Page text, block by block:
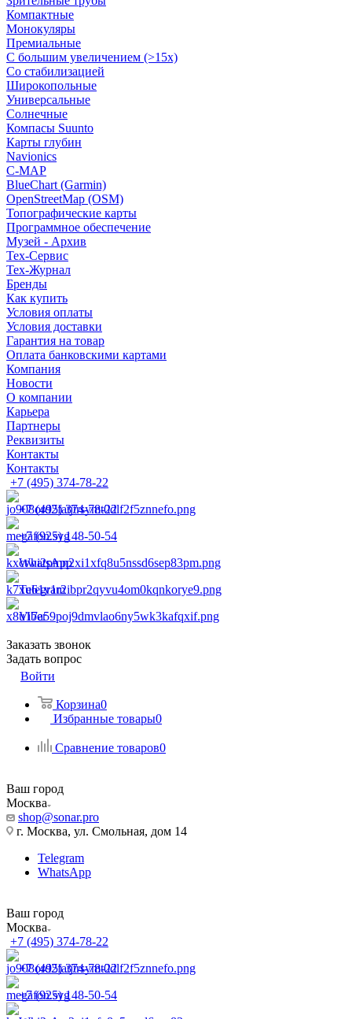
Компактные
Монокуляры
Премиальные
С большим увеличением (>15x)
Со стабилизацией
Широкопольные
Универсальные
Солнечные
Компасы Suunto
Карты глубин
Navionics
C-MAP
BlueChart (Garmin)
OpenStreetMap (OSM)
Топографические карты
Программное обеспечение
Музей - Архив
Tex-Сервис
Тех-Журнал
Бренды
Как купить
Условия оплаты
Условия доставки
Гарантия на товар
Оплата банковскими картами
Компания
Новости
О компании
Карьера
Партнеры
Реквизиты
Контакты
Контакты
+7 (495) 374-78-22
+7 (495) 374-78-22
+7 (925) 148-50-54
WhatsApp
Telegram
Viber
Заказать звонок
Задать вопрос
Войти
Корзина0
Избранные товары0
Сравнение товаров0
Ваш город
Москва
shop@sonar.pro
г. Москва, ул. Смольная, дом 14
Telegram
WhatsApp
Ваш город
Москва
+7 (495) 374-78-22
+7 (495) 374-78-22
+7 (925) 148-50-54